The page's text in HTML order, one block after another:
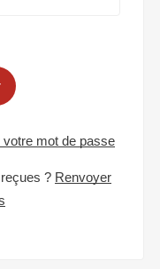
votre mot de passe
? Renvoyer